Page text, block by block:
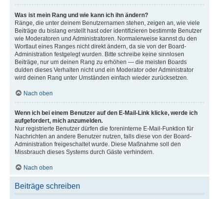
Was ist mein Rang und wie kann ich ihn ändern?
Ränge, die unter deinem Benutzernamen stehen, zeigen an, wie viele
Beiträge du bislang erstellt hast oder identifizieren bestimmte Benutzer
wie Moderatoren und Administratoren. Normalerweise kannst du den
Wortlaut eines Ranges nicht direkt ändern, da sie von der Board-
Administration festgelegt wurden. Bitte schreibe keine sinnlosen
Beiträge, nur um deinen Rang zu erhöhen — die meisten Boards
dulden dieses Verhalten nicht und ein Moderator oder Administrator
wird deinen Rang unter Umständen einfach wieder zurücksetzen.
Nach oben
Wenn ich bei einem Benutzer auf den E-Mail-Link klicke, werde ich
aufgefordert, mich anzumelden.
Nur registrierte Benutzer dürfen die foreninterne E-Mail-Funktion für
Nachrichten an andere Benutzer nutzen, falls diese von der Board-
Administration freigeschaltet wurde. Diese Maßnahme soll den
Missbrauch dieses Systems durch Gäste verhindern.
Nach oben
Beiträge schreiben